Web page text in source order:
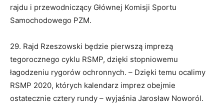
rajdu i przewodniczący Głównej Komisji Sportu
Samochodowego PZM.
29. Rajd Rzeszowski będzie pierwszą imprezą
tegorocznego cyklu RSMP, dzięki stopniowemu
łagodzeniu rygorów ochronnych. – Dzięki temu ocalimy
RSMP 2020, których kalendarz imprez obejmie
ostatecznie cztery rundy – wyjaśnia Jarosław Noworól.